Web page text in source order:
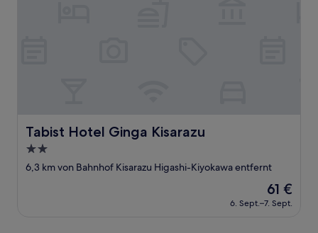
Tabist Hotel Ginga Kisarazu
Tabist Hotel Ginga Kisarazu
2.0-
Sterne-
6,3 km von Bahnhof Kisarazu Higashi-Kiyokawa entfernt
Der
Preis
beträgt
61 €
6. Sept.–7. Sept.